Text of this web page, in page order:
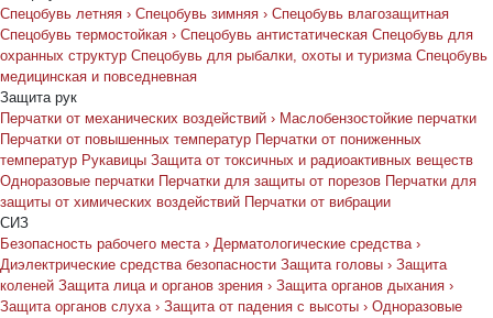
Спецобувь летняя › Спецобувь зимняя › Спецобувь влагозащитная
Спецобувь термостойкая › Спецобувь антистатическая Спецобувь для
охранных структур Спецобувь для рыбалки, охоты и туризма Спецобувь
медицинская и повседневная
Защита рук
Перчатки от механических воздействий › Маслобензостойкие перчатки
Перчатки от повышенных температур Перчатки от пониженных
температур Рукавицы Защита от токсичных и радиоактивных веществ
Одноразовые перчатки Перчатки для защиты от порезов Перчатки для
защиты от химических воздействий Перчатки от вибрации
СИЗ
Безопасность рабочего места › Дерматологические средства ›
Диэлектрические средства безопасности Защита головы › Защита
коленей Защита лица и органов зрения › Защита органов дыхания ›
Защита органов слуха › Защита от падения с высоты › Одноразовые